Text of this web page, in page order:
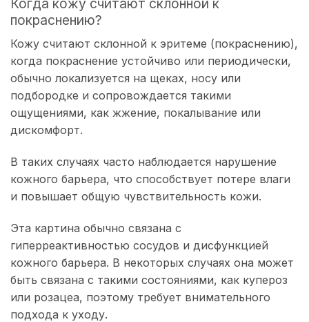
Когда кожу считают склонной к
покраснению?
Кожу считают склонной к эритеме (покраснению),
когда покраснение устойчиво или периодически,
обычно локализуется на щеках, носу или
подбородке и сопровождается такими
ощущениями, как жжение, покалывание или
дискомфорт.
В таких случаях часто наблюдается нарушение
кожного барьера, что способствует потере влаги
и повышает общую чувствительность кожи.
Эта картина обычно связана с
гиперреактивностью сосудов и дисфункцией
кожного барьера. В некоторых случаях она может
быть связана с такими состояниями, как купероз
или розацеа, поэтому требует внимательного
подхода к уходу.